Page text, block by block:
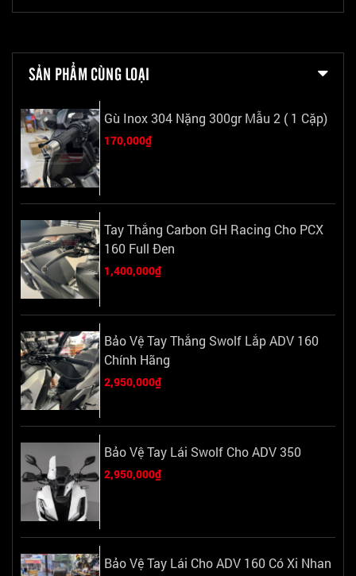
SẢN PHẨM CÙNG LOẠI
Gù Inox 304 Nặng 300gr Mẫu 2 ( 1 Cặp)
170,000₫
Tay Thắng Carbon GH Racing Cho PCX
160 Full Đen
1,400,000₫
Bảo Vệ Tay Thắng Swolf Lắp ADV 160
Chính Hãng
2,950,000₫
Bảo Vệ Tay Lái Swolf Cho ADV 350
2,950,000₫
Bảo Vệ Tay Lái Cho ADV 160 Có Xi Nhan